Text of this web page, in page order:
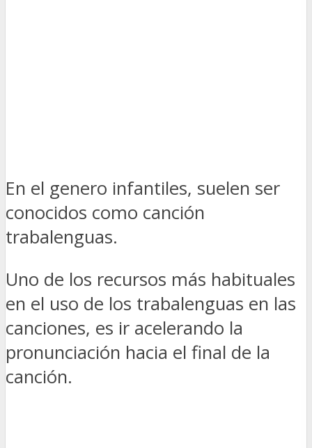
En el genero infantiles, suelen ser
conocidos como canción
trabalenguas.
Uno de los recursos más habituales
en el uso de los trabalenguas en las
canciones, es ir acelerando la
pronunciación hacia el final de la
canción.